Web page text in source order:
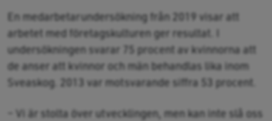
En medarbetarundersökning från 2019 visar att
arbetet med företagskulturen ger resultat. I
undersökningen svarar 75 procent av kvinnorna att
de anser att kvinnor och män behandlas lika inom
Sveaskog. 2013 var motsvarande siffra 53 procent.
– Vi är stolta över utvecklingen, men kan inte slå oss